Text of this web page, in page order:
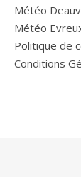
Météo
Météo
Politique de
Conditions